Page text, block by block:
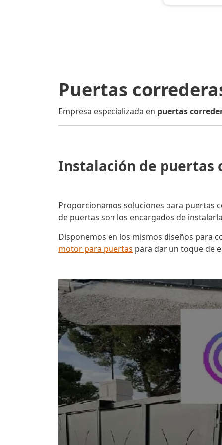
Puertas
Empresa especializada en puertas
Instalación de puertas
Proporcionamos soluciones para puertas
de puertas son los encargados de
Disponemos en los mismos diseños para
motor para puertas para dar un toque de